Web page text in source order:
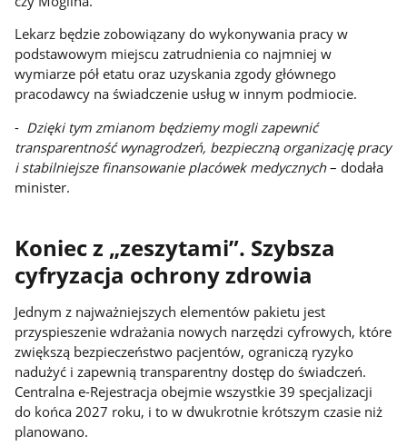
Lekarz będzie zobowiązany do wykonywania pracy w
podstawowym miejscu zatrudnienia co najmniej w
wymiarze pół etatu oraz uzyskania zgody głównego
pracodawcy na świadczenie usług w innym podmiocie.
- Dzięki tym zmianom będziemy mogli zapewnić
transparentność wynagrodzeń, bezpieczną organizację pracy
i stabilniejsze finansowanie placówek medycznych– dodała
minister.
Koniec z „zeszytami”. Szybsza
cyfryzacja ochrony zdrowia
Jednym z najważniejszych elementów pakietu jest
przyspieszenie wdrażania nowych narzędzi cyfrowych, które
zwiększą bezpieczeństwo pacjentów, ograniczą ryzyko
nadużyć i zapewnią transparentny dostęp do świadczeń.
Centralna e-Rejestracja obejmie wszystkie 39 specjalizacji
do końca 2027 roku, i to w dwukrotnie krótszym czasie niż
planowano.